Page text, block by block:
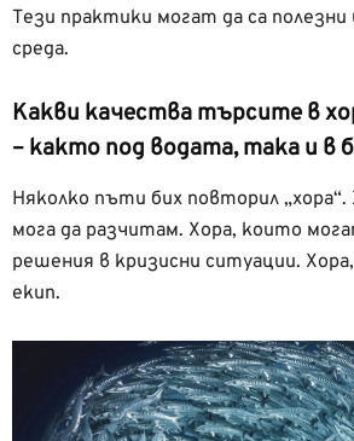
Тези практики могат да са
среда.
Какви качества търсите в
– както под водата, така и в
Няколко пъти бих повторил
мога да разчитам. Хора, които
решения в кризисни ситуации.
екип.